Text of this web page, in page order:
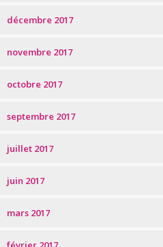
décembre 2017
novembre 2017
octobre 2017
septembre 2017
juillet 2017
juin 2017
mars 2017